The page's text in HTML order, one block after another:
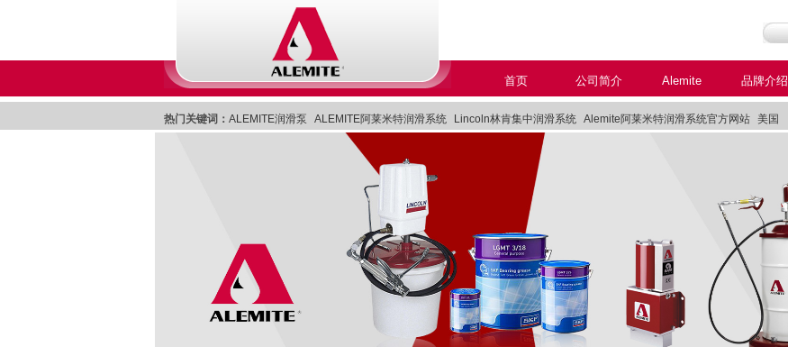
首页 公司简介 Alemite 品牌介绍
热门关键词： ALEMITE润滑泵 ALEMITE阿莱米特润滑系统 Lincoln林肯集中润滑系统 Alemite阿莱米特润滑系统官方网站 美国
美国Lincoln林肯集中润滑系统 Lincoln美国林肯集中润滑系统